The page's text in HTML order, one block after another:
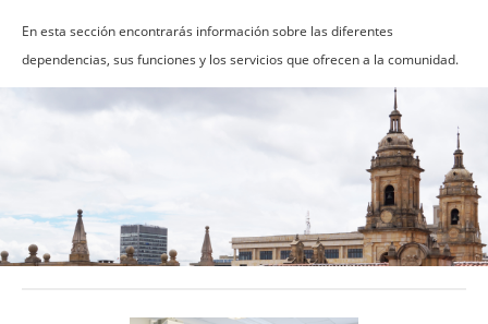
En esta sección encontrarás información sobre las diferentes
dependencias, sus funciones y los servicios que ofrecen a la comunidad.